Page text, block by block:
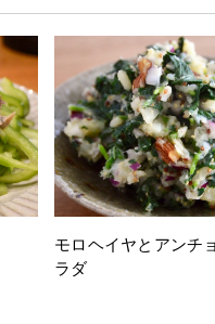
モロヘイヤとアンチ
ラダ